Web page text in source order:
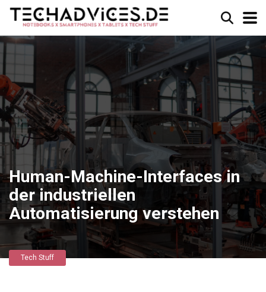
Human-Machine-Interfaces in
der industriellen
Automatisierung verstehen
Tech Stuff